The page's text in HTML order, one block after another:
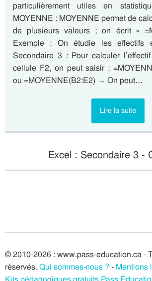
particulièrement utiles en
MOYENNE : MOYENNE permet de
de plusieurs valeurs ; on écrit «
Exemple : On étudie les effectifs
Secondaire 3 : Pour calculer
cellule F2, on peut saisir :
ou =MOYENNE(B2:E2) → On peut…
Lire la suite
Excel : Secondaire 3 -
© 2010-2026 : www.pass-education.ca -
réservés. Qui sommes-nous ? - Mentions